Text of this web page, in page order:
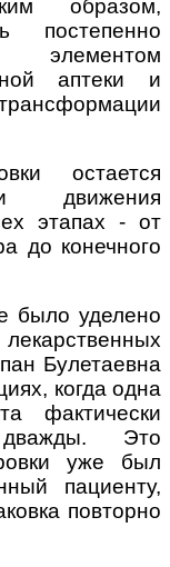
образом,
постепенно
элементом
аптеки и
остается
движения
этапах - от
до конечного
было уделено
Булетаевна
когда одна
фактически
Это
уже был
пациенту,
повторно